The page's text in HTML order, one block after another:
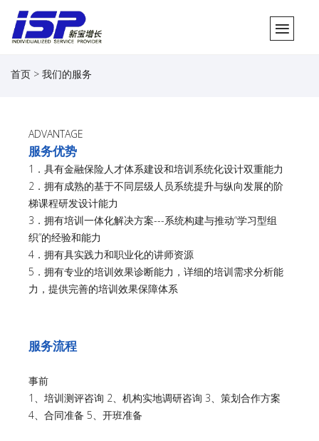
首页 > 我们的服务
ADVANTAGE
服务优势
1．具有金融保险人才体系建设和培训系统化设计双重能力
2．拥有成熟的基于不同层级人员系统提升与纵向发展的阶
梯课程研发设计能力
3．拥有培训一体化解决方案---系统构建与推动“学习型组
织”的经验和能力
4．拥有具实践力和职业化的讲师资源
5．拥有专业的培训效果诊断能力，详细的培训需求分析能
力，提供完善的培训效果保障体系
服务流程
事前
1、培训测评咨询 2、机构实地调研咨询 3、策划合作方案
4、合同准备 5、开班准备